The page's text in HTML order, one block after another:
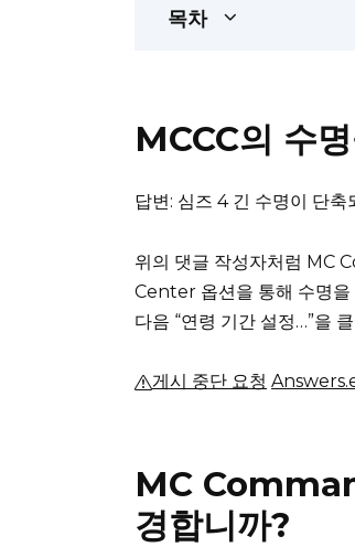
목차
MCCC의 수
답변: 심즈 4 긴 수명이 단축
위의 댓글 작성자처럼 MC
Center 옵션을 통해 수명을
다음 “연령 기간 설정…”을
게시 중단 요청
MC
경합니까?